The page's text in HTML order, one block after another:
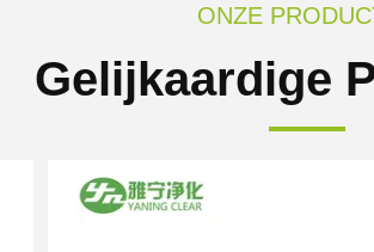
ONZE
Gelijkaardige